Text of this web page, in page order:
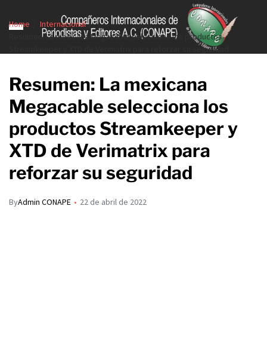
Home
Internacional
Resumen: La mexicana Megacable selecciona los productos
Streamkeeper y XTD de Verimatrix para reforzar su seguridad
Resumen: La mexicana
Megacable selecciona los
productos Streamkeeper y
XTD de Verimatrix para
reforzar su seguridad
ByAdmin CONAPE 22 de abril de 2022